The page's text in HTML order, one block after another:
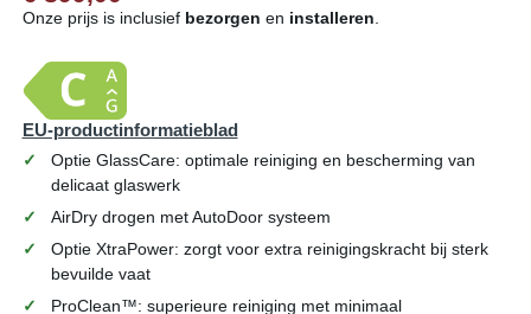
Onze prijs is inclusief bezorgen en installeren.
EU-productinformatieblad
Optie GlassCare: optimale reiniging en bescherming van
delicaat glaswerk
AirDry drogen met AutoDoor systeem
Optie XtraPower: zorgt voor extra reinigingskracht bij sterk
bevuilde vaat
ProClean™: superieure reiniging met minimaal